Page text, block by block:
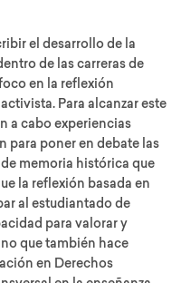
el desarrollo de la
de las carreras de
en la reflexión
Para alcanzar este
a cabo experiencias
para poner en debate las
memoria histórica que
la reflexión basada en
al estudiantado de
para valorar y
que también hace
en Derechos